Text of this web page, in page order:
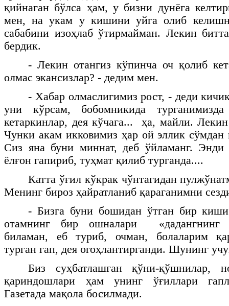
қийнаган бўлса ҳам, у бизни дунёга
мен, на укам у кишини уйга олиб
сабабини изоҳлаб ўтирмайман. Лекин
бердик.
- Лекин отангиз кўпинча оч қолиб
олмас экансизлар? - дедим мен.
- Хабар олмаслигимиз рост, - деди
уни кўрсам, бобомникида
кетаркинлар, дея кўчага... ҳа, майли.
Чунки акам икковимиз ҳар ой эллик сўмдан
Сиз яна буни миннат, деб ўйламанг. Энди
ёлғон гапириб, туҳмат қилиб турганда....
Катта ўғил кўкрак чўнтагидан
Менинг бироз ҳайратланиб қараганимни
- Бизга буни бошидан ўтган бир
отамнинг бир ошналари «дадангнинг
биламан, еб туриб, очман, болаларим
турган гап, дея огоҳлантирганди. Шунинг
Биз суҳбатлашган қўни-қўшнилар,
қариндошлари ҳам унинг ўғиллари
Газетада мақола босилмади.